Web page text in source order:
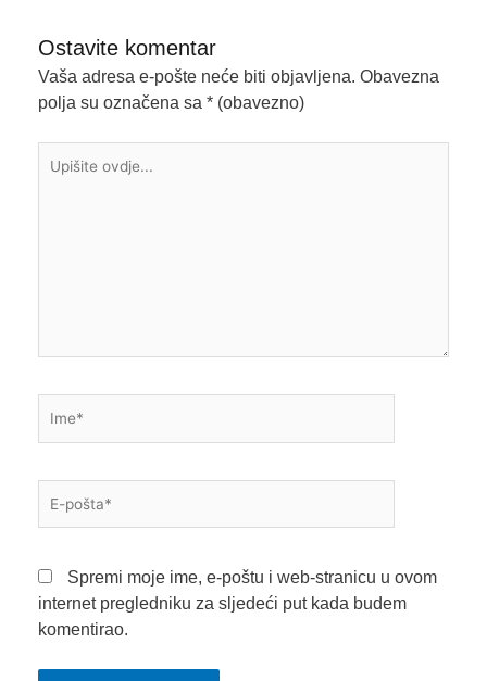
Ostavite komentar
Vaša adresa e-pošte neće biti objavljena. Obavezna
polja su označena sa * (obavezno)
ovdje...
pošta*
Spremi moje ime, e-poštu i web-stranicu u ovom
internet pregledniku za sljedeći put kada budem
komentirao.